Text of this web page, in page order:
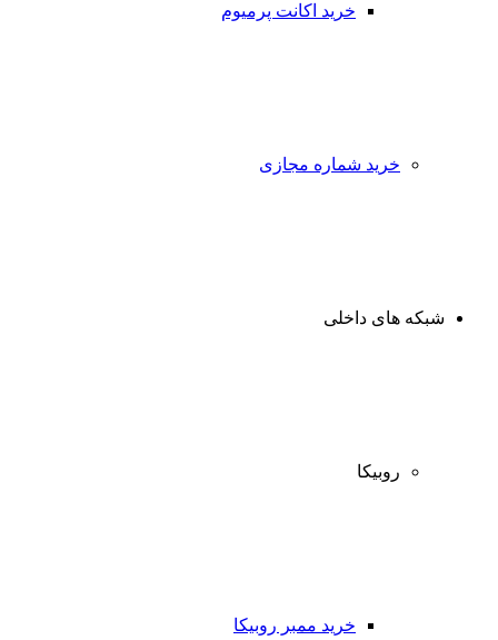
خرید اکانت پرمیوم
خرید شماره مجازی
شبکه های داخلی
روبیکا
خرید ممبر روبیکا